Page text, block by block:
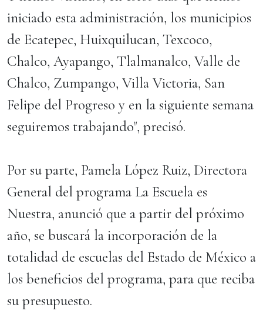
iniciado esta administración, los municipios
de Ecatepec, Huixquilucan, Texcoco,
Chalco, Ayapango, Tlalmanalco, Valle de
Chalco, Zumpango, Villa Victoria, San
Felipe del Progreso y en la siguiente semana
seguiremos trabajando", precisó.
Por su parte, Pamela López Ruiz, Directora
General del programa La Escuela es
Nuestra, anunció que a partir del próximo
año, se buscará la incorporación de la
totalidad de escuelas del Estado de México a
los beneficios del programa, para que reciba
su presupuesto.